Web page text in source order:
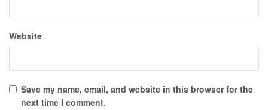
Website
Save my name, email, and website in this browser for the
next time I comment.